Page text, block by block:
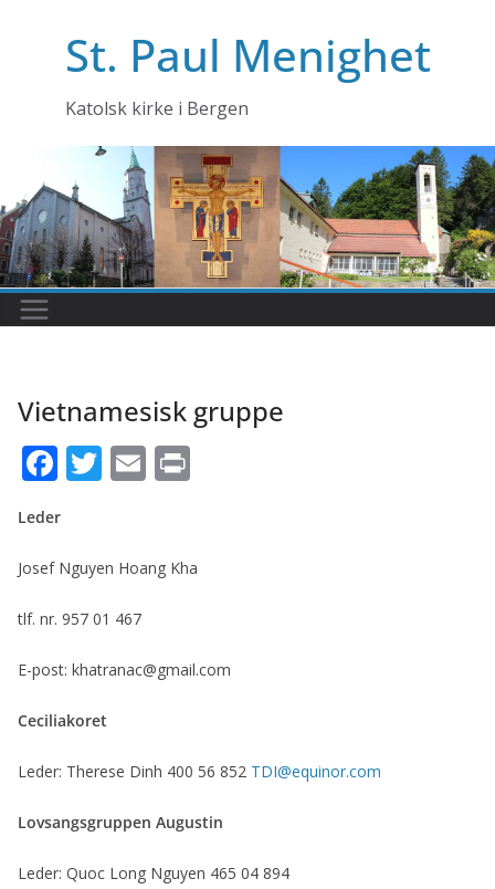
St. Paul Menighet
Katolsk kirke i Bergen
Vietnamesisk gruppe
F
e
b
o
o
k
T
er
E
l
Leder
Josef Nguyen Hoang Kha
tlf. nr. 957 01 467
E-post: khatranac@gmail.com
Ceciliakoret
Leder: Therese Dinh 400 56 852 TDI@equinor.com
Lovsangsgruppen Augustin
Leder: Quoc Long Nguyen 465 04 894